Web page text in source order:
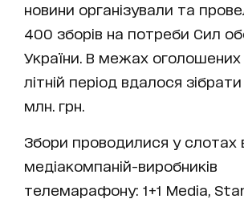
новини організували та
400 зборів на потреби Сил
України. В межах оголошених
літній період вдалося
млн. грн.
Збори проводилися у слотах
медіакомпаній-виробників
телемарафону: 1+1 Media,